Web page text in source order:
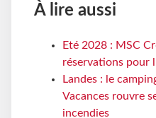
À lire aussi
Eté 2028 : MSC
réservations pour
Landes : le
Vacances rouvre
incendies